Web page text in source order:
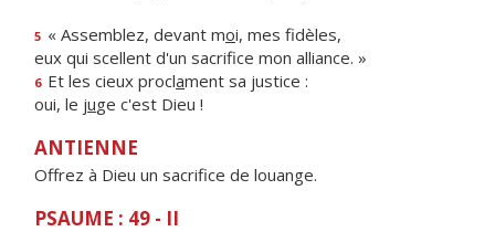
5 « Assemblez, devant moi, mes fidèles,
eux qui scellent d'un sacrifce mon alliance. »
6 Et les cieux proclament sa justice :
oui, le juge c'est Dieu !
ANTIENNE
Offrez à Dieu un sacrifice de louange.
PSAUME : 49 - II